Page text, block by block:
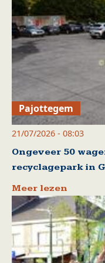
Pajottegem
21/07/2026 - 08:03
Ongeveer 50
recyclagepark in
Meer lezen